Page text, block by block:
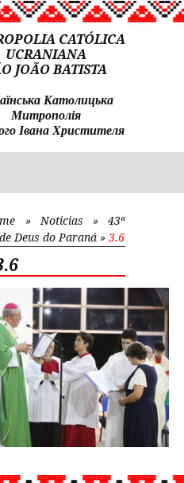
CATÓLICA
UCRANIANA
JOÃO BATISTA
Католицька
Митрополія
Івана Христителя
» Noticias »43ª
Deus do Paraná » 3.6